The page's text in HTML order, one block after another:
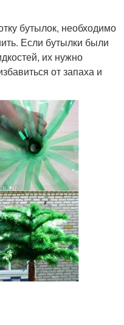
бутылок, необходимо
Если бутылки были
их нужно
от запаха и